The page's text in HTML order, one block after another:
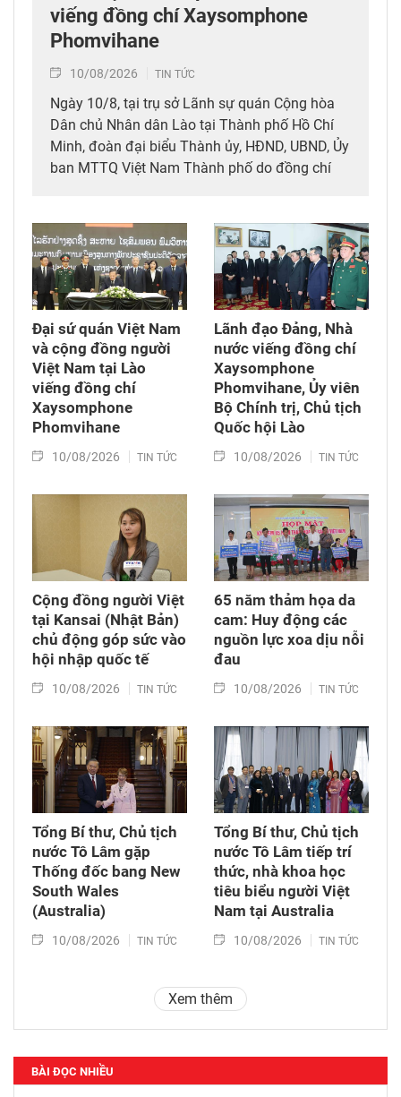
viếng đồng chí Xaysomphone
Phomvihane
10/08/2026 TIN TỨC
Ngày 10/8, tại trụ sở Lãnh sự quán Cộng hòa
Dân chủ Nhân dân Lào tại Thành phố Hồ Chí
Minh, đoàn đại biểu Thành ủy, HĐND, UBND, Ủy
ban MTTQ Việt Nam Thành phố do đồng chí
ghi sổ tang đồng chí Xaysomphone
Phonvihane, Ủy viên Bộ Chính trị, Chủ tịch Quốc
hội nước Cộng hòa Dân chủ Nhân dân Lào từ
trần ngày 8/8, hưởng thọ 70 tuổi.
Đại sứ quán Việt Nam
và cộng đồng người
Việt Nam tại Lào
viếng đồng chí
Xaysomphone
Phomvihane
10/08/2026 TIN TỨC
Lãnh đạo Đảng, Nhà
nước viếng đồng chí
Xaysomphone
Phomvihane, Ủy viên
Bộ Chính trị, Chủ tịch
Quốc hội Lào
10/08/2026 TIN TỨC
Cộng đồng người Việt
tại Kansai (Nhật Bản)
chủ động góp sức vào
hội nhập quốc tế
10/08/2026 TIN TỨC
65 năm thảm họa da
cam: Huy động các
nguồn lực xoa dịu nỗi
đau
10/08/2026 TIN TỨC
Tổng Bí thư, Chủ tịch
nước Tô Lâm gặp
Thống đốc bang New
South Wales
(Australia)
10/08/2026 TIN TỨC
Tổng Bí thư, Chủ tịch
nước Tô Lâm tiếp trí
thức, nhà khoa học
tiêu biểu người Việt
Nam tại Australia
10/08/2026 TIN TỨC
Xem thêm
BÀI ĐỌC NHIỀU